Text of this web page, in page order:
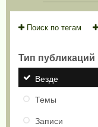
Поиск по тегам
Тип публикаций
Везде
Темы
Записи